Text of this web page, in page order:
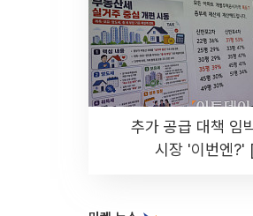
추가 공급 대책 임
시장 '이번엔?'